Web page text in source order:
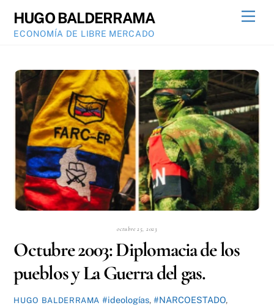
content
HUGO BALDERRAMA
ECONOMÍA DE LIBRE MERCADO
octubre 25, 2023
Octubre 2003: Diplomacia de los
pueblos y La Guerra del gas.
HUGO BALDERRAMA #ideologías,#NARCOESTADO,